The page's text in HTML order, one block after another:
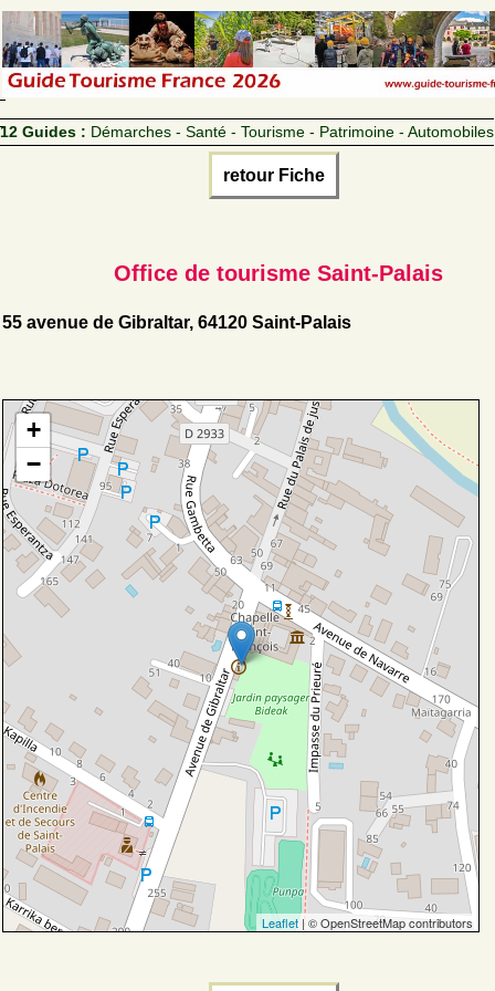
12 Guides : Démarches - Santé - Tourisme - Patrimoine - Automobiles
retour Fiche
Office de tourisme Saint-Palais
55 avenue de Gibraltar, 64120 Saint-Palais
+
−
Leaflet| © OpenStreetMap contributors